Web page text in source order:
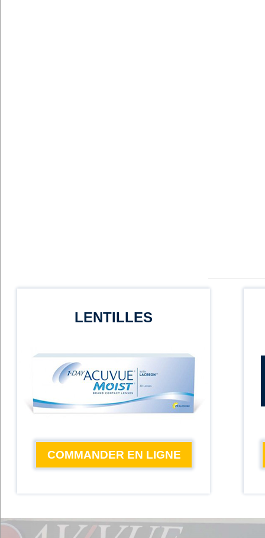
LENTILLES
COMMANDER EN LIGNE